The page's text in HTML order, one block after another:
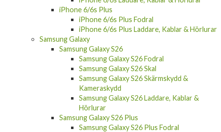
iPhone 6/6s Plus
iPhone 6/6s Plus Fodral
iPhone 6/6s Plus Laddare, Kablar & Hörlurar
Samsung Galaxy
Samsung Galaxy S26
Samsung Galaxy S26 Fodral
Samsung Galaxy S26 Skal
Samsung Galaxy S26 Skärmskydd &
Kameraskydd
Samsung Galaxy S26 Laddare, Kablar &
Hörlurar
Samsung Galaxy S26 Plus
Samsung Galaxy S26 Plus Fodral